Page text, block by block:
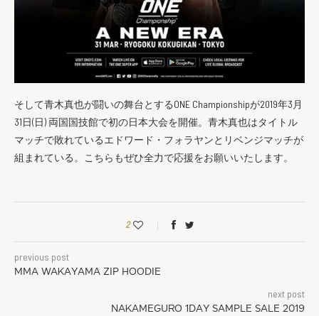
そして青木真也が闘いの舞台とするONE Championshipが2019年3月
31日(日) 両国国技館で初の日本大会を開催。青木真也はタイトル
マッチで敗れているエドワード・フォラヤンとリベンジマッチが
組まれている。こちらもぜひ全力で応援をお願いいたします。
2
previous post
MMA WAKAYAMA ZIP HOODIE
next post
NAKAMEGURO 1DAY SAMPLE SALE 2019